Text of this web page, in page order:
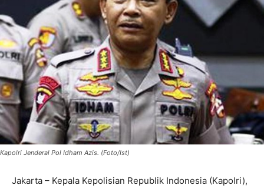
Kapolri Jenderal Pol Idham Azis. (Foto/Ist)
Jakarta – Kepala Kepolisian Republik Indonesia (Kapolri),